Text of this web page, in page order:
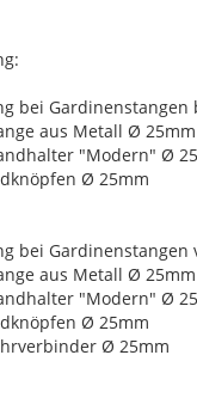
bei Gardinenstangen
aus Metall Ø 25mm
"Modern" Ø
Ø 25mm
bei Gardinenstangen
aus Metall Ø 25mm
"Modern" Ø
Ø 25mm
Ø 25mm